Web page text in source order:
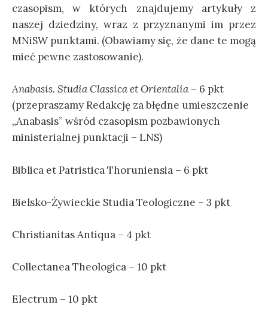
czasopism, w których znajdujemy artykuły z
naszej dziedziny, wraz z przyznanymi im przez
MNiSW punktami. (Obawiamy się, że dane te mogą
mieć pewne zastosowanie).
Anabasis. Studia Classica et Orientalia – 6 pkt
(przepraszamy Redakcję za błędne umieszczenie
„Anabasis” wśród czasopism pozbawionych
ministerialnej punktacji – LNS)
Biblica et Patristica Thoruniensia – 6 pkt
Bielsko-Żywieckie StudiaTeologiczne – 3 pkt
Christianitas Antiqua – 4 pkt
Collectanea Theologica – 10 pkt
Electrum – 10 pkt